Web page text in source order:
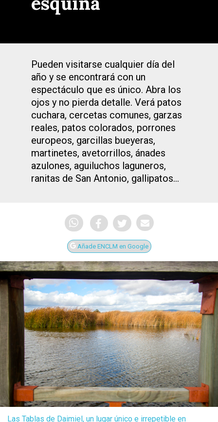
Pueden visitarse cualquier día del
año y se encontrará con un
espectáculo que es único. Abra los
ojos y no pierda detalle. Verá patos
cuchara, cercetas comunes, garzas
reales, patos colorados, porrones
europeos, garcillas bueyeras,
martinetes, avetorrillos, ánades
azulones, aguiluchos laguneros,
ranitas de San Antonio, gallipatos…
Añade ENCLM en Google
Las Tablas de Daimiel, un lugar único e irrepetible en